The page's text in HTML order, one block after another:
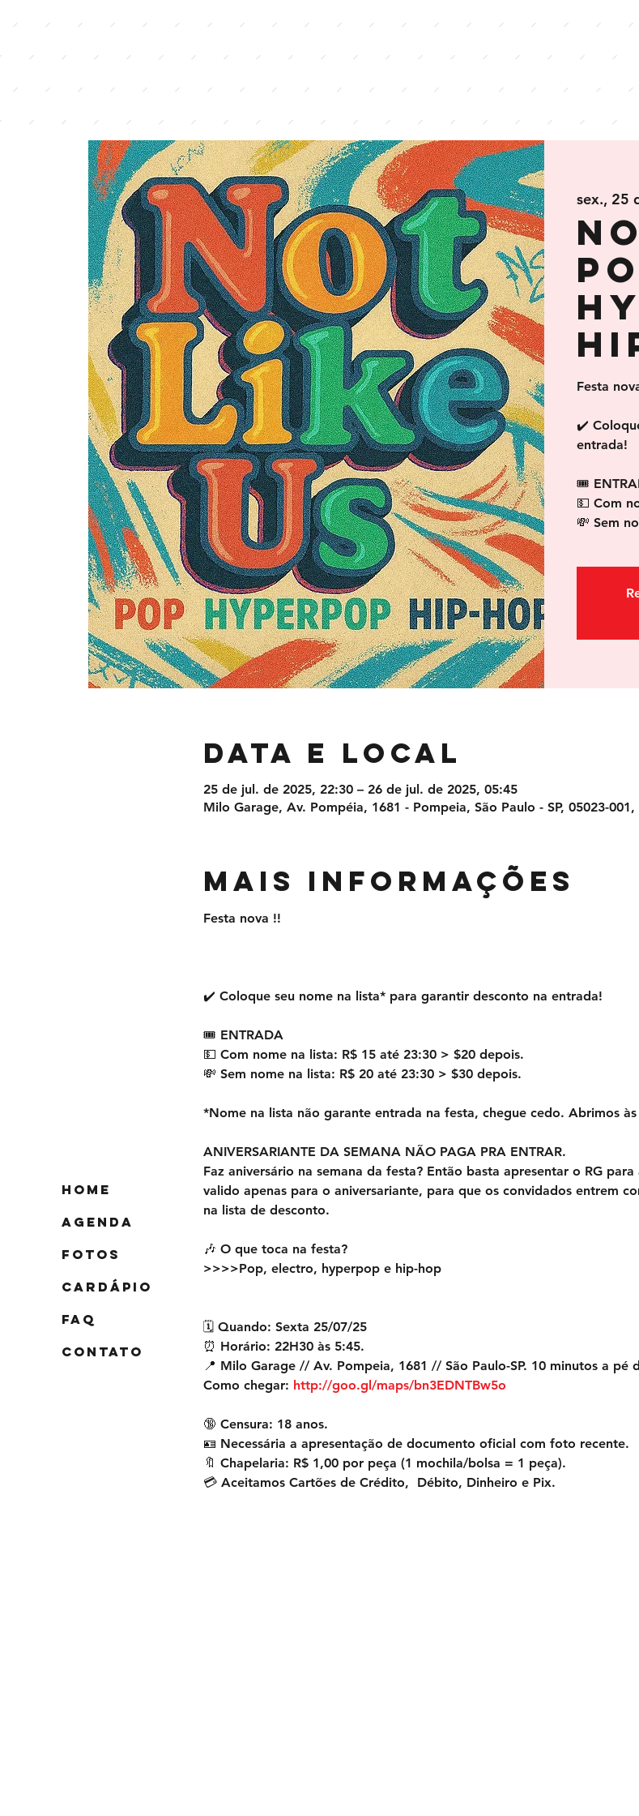
Home
Agenda
FOTOS
Cardápio
FAQ
Contato
sex., 25
Festa
✔️
entrada!
🎟
💵 Com
💸 Sem
Data e local
25 de jul. de 2025, 22:30 – 26 de jul. de 2025, 05:45
Milo Garage, Av. Pompéia, 1681 - Pompeia, São Paulo - SP, 05023-001,
MAIS INFORMAÇÕES
Festa nova !!
✔️ Coloque seu nome na lista* para garantir desconto na entrada!
🎟 ENTRADA
💵 Com nome na lista: R$ 15 até 23:30 > $20 depois.
💸 Sem nome na lista: R$ 20 até 23:30 > $30 depois.
*Nome na lista não garante entrada na festa, chegue cedo. Abrimos às
ANIVERSARIANTE DA SEMANA NÃO PAGA PRA ENTRAR.
Faz aniversário na semana da festa? Então basta apresentar o RG
valido apenas para o aniversariante, para que os convidados entrem
na lista de desconto.
🎶 O que toca na festa?
>>>>Pop, electro, hyperpop e hip-hop
🗓️ Quando: Sexta 25/07/25
⏰ Horário: 22H30 às 5:45.
📍 Milo Garage // Av. Pompeia, 1681 // São Paulo-SP. 10 minutos a pé
Como chegar: http://goo.gl/maps/bn3EDNTBw5o
🔞 Censura: 18 anos.
🪪 Necessária a apresentação de documento oficial com foto recente.
🔖 Chapelaria: R$ 1,00 por peça (1 mochila/bolsa = 1 peça).
💳 Aceitamos Cartões de Crédito,  Débito, Dinheiro e Pix.